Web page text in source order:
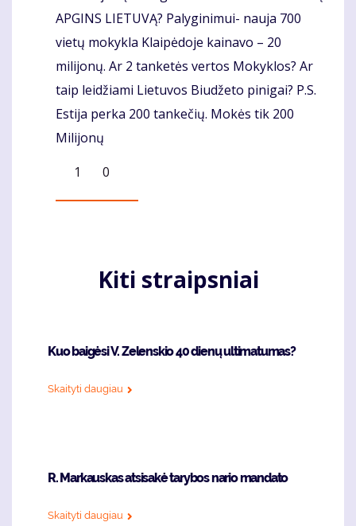
APGINS LIETUVĄ? Palyginimui- nauja 700
vietų mokykla Klaipėdoje kainavo – 20
milijonų. Ar 2 tanketės vertos Mokyklos? Ar
taip leidžiami Lietuvos Biudžeto pinigai? P.S.
Estija perka 200 tankečių. Mokės tik 200
Milijonų
1
0
Kiti straipsniai
Kuo baigėsi V. Zelenskio 40 dienų ultimatumas?
Skaityti daugiau
R. Markauskas atsisakė tarybos nario mandato
Skaityti daugiau